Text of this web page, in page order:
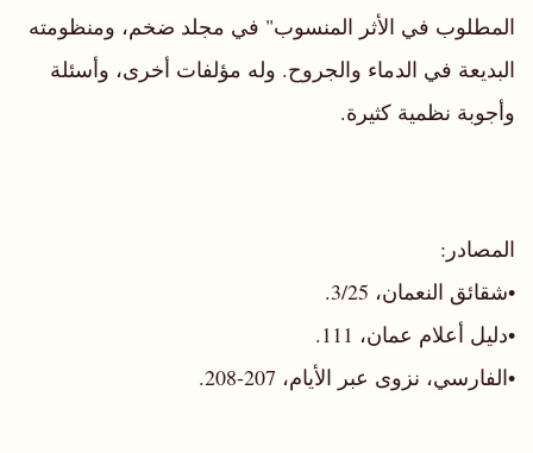
المطلوب في الأثر المنسوب" في مجلد ضخم، ومنظومته
البديعة في الدماء والجروح. وله مؤلفات أخرى، وأسئلة
وأجوبة نظمية كثيرة.
المصادر:
•شقائق النعمان، 3/25.
•دليل أعلام عمان، 111.
•الفارسي، نزوى عبر الأيام، 207-208.